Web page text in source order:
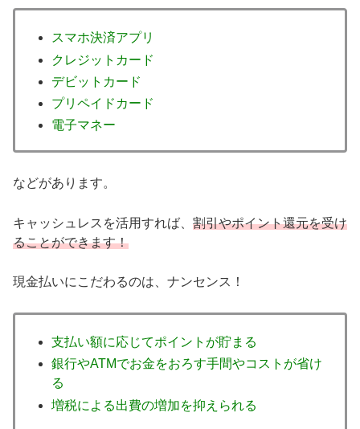
スマホ決済アプリ
クレジットカード
デビットカード
プリペイドカード
電子マネー
などがあります。
キャッシュレスを活用すれば、 割引やポイント還元を受け
ることができます！
現金払いにこだわるのは、ナンセンス！
支払い額に応じてポイントが貯まる
銀行やATMでお金をおろす手間やコストが省け
る
増税による出費の増加を抑えられる